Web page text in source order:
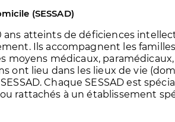
(SESSAD)
ans atteints de déficiences
Ils accompagnent les
moyens médicaux,
ont lieu dans les lieux de vie
Chaque SESSAD est
rattachés à un établissement